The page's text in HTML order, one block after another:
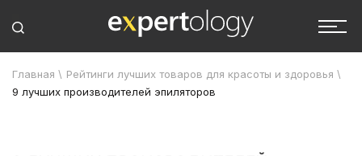
Главная \ Рейтинги лучших товаров для красоты и здоровья \
9 лучших производителей эпиляторов